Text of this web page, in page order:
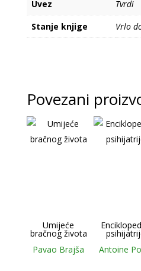
Uvez
Tvrdi
Stanje knjige
Vrlo
Povezani
Umijeće
bračnog života
Pavao Brajša
Antoine